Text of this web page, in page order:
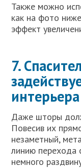
Также можно
как на фото
эффект
7.
интерьера
Даже шторы
Повесив их
незаметный,
линию перехода
немного